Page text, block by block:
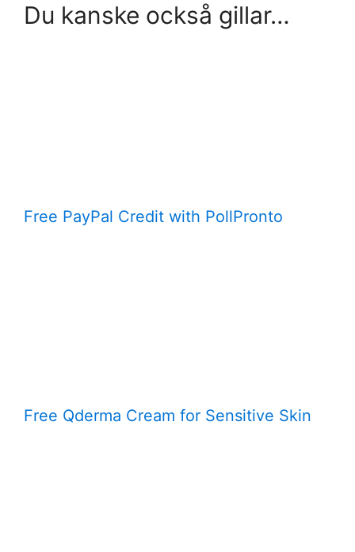
Du kanske också gillar…
Free PayPal Credit with PollPronto
Free Qderma Cream for Sensitive Skin